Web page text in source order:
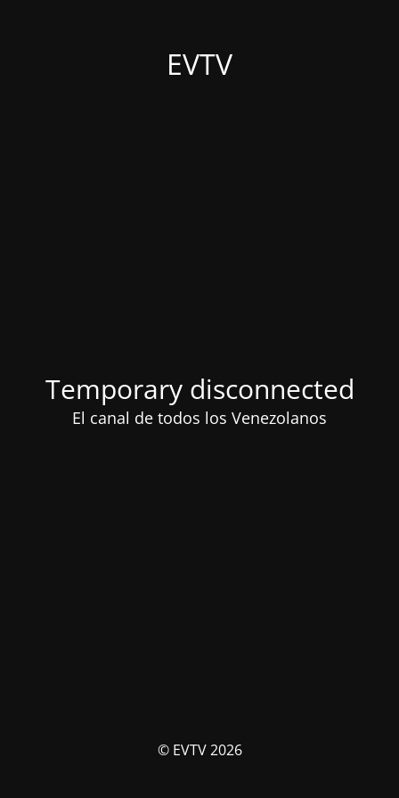
EVTV
Temporary disconnected
El canal de todos los Venezolanos
© EVTV 2026